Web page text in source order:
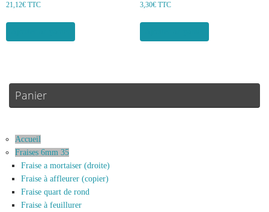
21,12€ TTC 3,30€ TTC
Panier
Accueil
Fraises 6mm 35
Fraise a mortaiser (droite)
Fraise à affleurer (copier)
Fraise quart de rond
Fraise à feuillurer